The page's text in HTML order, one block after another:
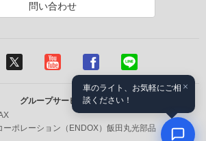
問い合わせ
グループサービス
ポレーション（ENDOX） 飯田丸光部品
×
車のライト、お気軽にご相
談ください！